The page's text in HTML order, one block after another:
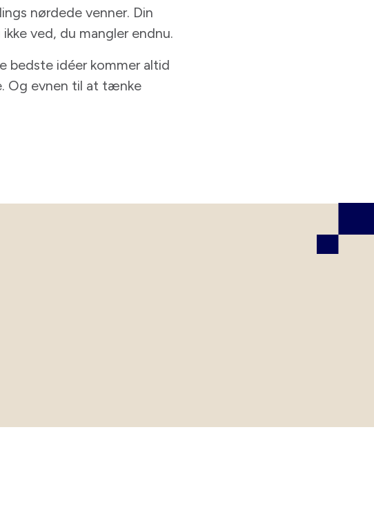
nørdede venner. Din
ved, du mangler endnu.
bedste idéer kommer altid
Og evnen til at tænke